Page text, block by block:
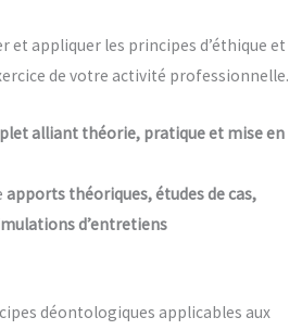
appliquer les principes d’éthique et
de votre activité professionnelle.
alliant théorie, pratique et mise en
apports théoriques, études de cas,
d’entretiens
déontologiques applicables aux